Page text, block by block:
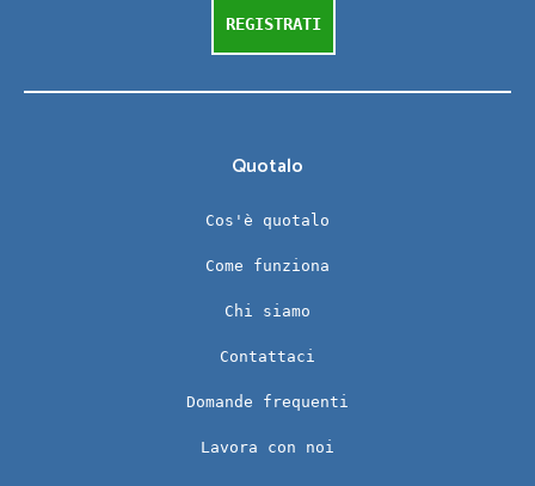
REGISTRATI
Quotalo
Cos'è quotalo
Come funziona
Chi siamo
Contattaci
Domande frequenti
Lavora con noi